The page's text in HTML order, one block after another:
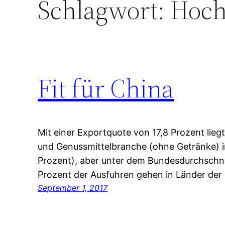
Schlagwort:
Fit für China
Mit einer Exportquote von 17,8 Prozent
und Genussmittelbranche (ohne
Prozent), aber unter dem
Prozent der Ausfuhren gehen in Länder der
September 1, 2017